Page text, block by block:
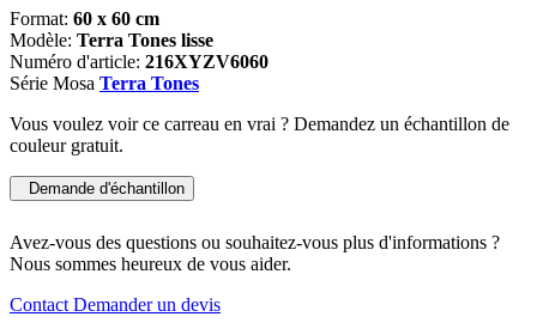
Format: 60 x 60 cm
Modèle: Terra Tones lisse
Numéro d'article: 216XYZV6060
Série Mosa Terra Tones
Vous voulez voir ce carreau en vrai ? Demandez un échantillon de
couleur gratuit.
Demande d'échantillon
Avez-vous des questions ou souhaitez-vous plus d'informations ?
Nous sommes heureux de vous aider.
Contact Demander un devis